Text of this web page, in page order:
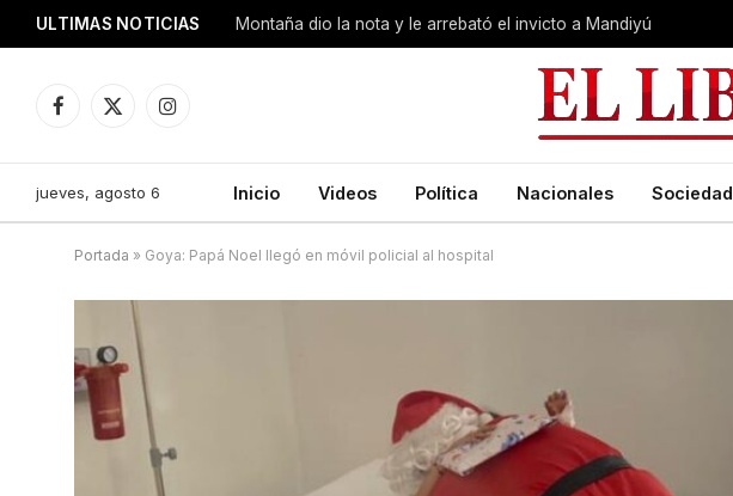
ULTIMAS NOTICIAS Montaña dio la nota y le arrebató el invicto a Mandiyú
Facebook
X
Instagram
jueves, agosto 6 Inicio Videos Política Nacionales Sociedad
Portada » Goya: Papá Noel llegó en móvil policial al hospital